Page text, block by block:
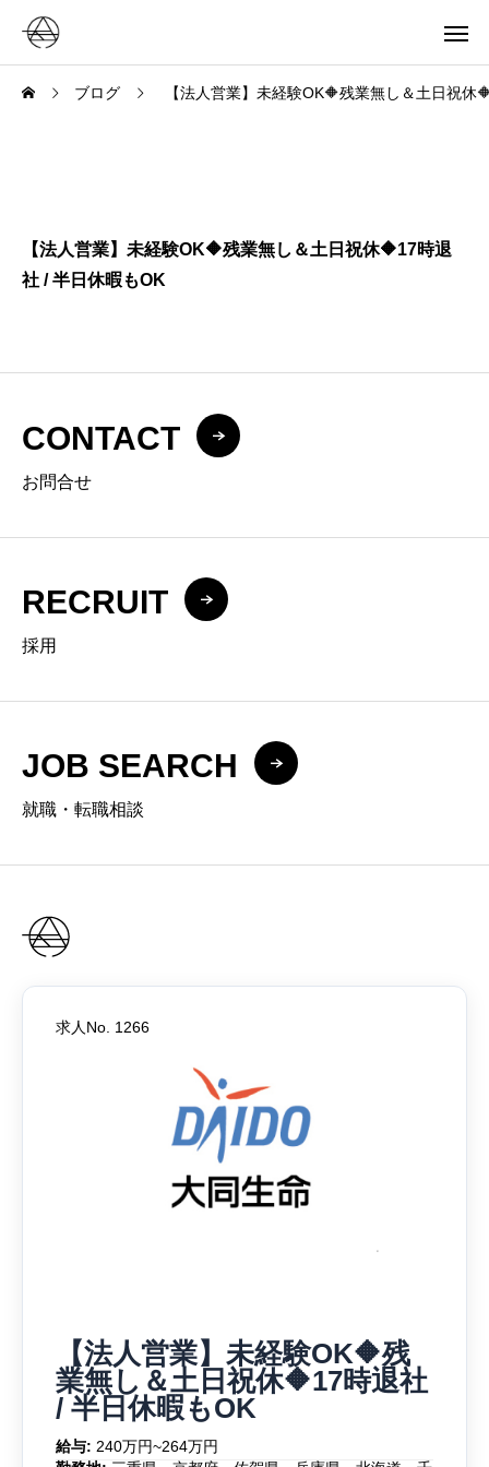
ブログ 【法人営業】未経験OK🔶残業無し＆土日祝休
【法人営業】未経験OK🔶残業無し＆土日祝休🔶17時退
社 / 半日休暇もOK
CONTACT
お問合せ
RECRUIT
採用
JOB SEARCH
就職・転職相談
求人No. 1266
【法人営業】未経験OK🔶残
業無し＆土日祝休🔶17時退社
/ 半日休暇もOK
給与: 240万円~264万円